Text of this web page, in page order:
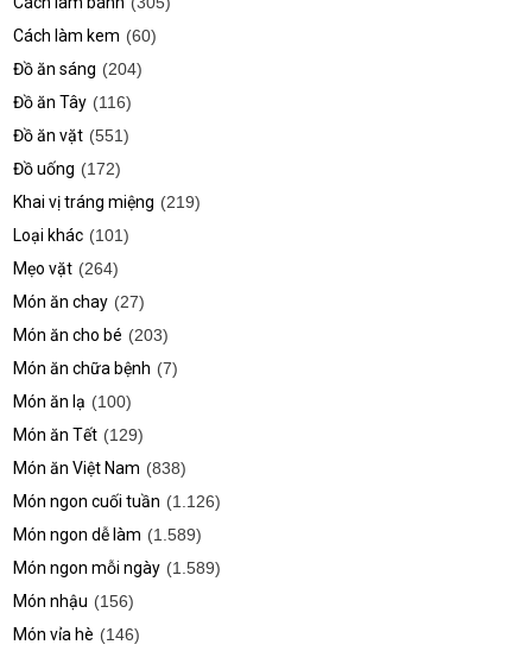
Cách làm kem (60)
Đồ ăn sáng (204)
Đồ ăn Tây (116)
Đồ ăn vặt (551)
Đồ uống (172)
Khai vị tráng miệng (219)
Loại khác (101)
Mẹo vặt (264)
Món ăn chay (27)
Món ăn cho bé (203)
Món ăn chữa bệnh (7)
Món ăn lạ (100)
Món ăn Tết (129)
Món ăn Việt Nam (838)
Món ngon cuối tuần (1.126)
Món ngon dễ làm (1.589)
Món ngon mỗi ngày (1.589)
Món nhậu (156)
Món vỉa hè (146)